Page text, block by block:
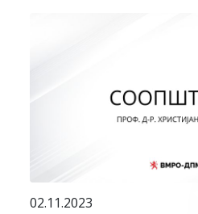
02.11.2023